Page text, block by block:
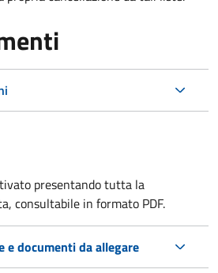
presentando tutta la
consultabile in formato PDF.
e documenti da allegare